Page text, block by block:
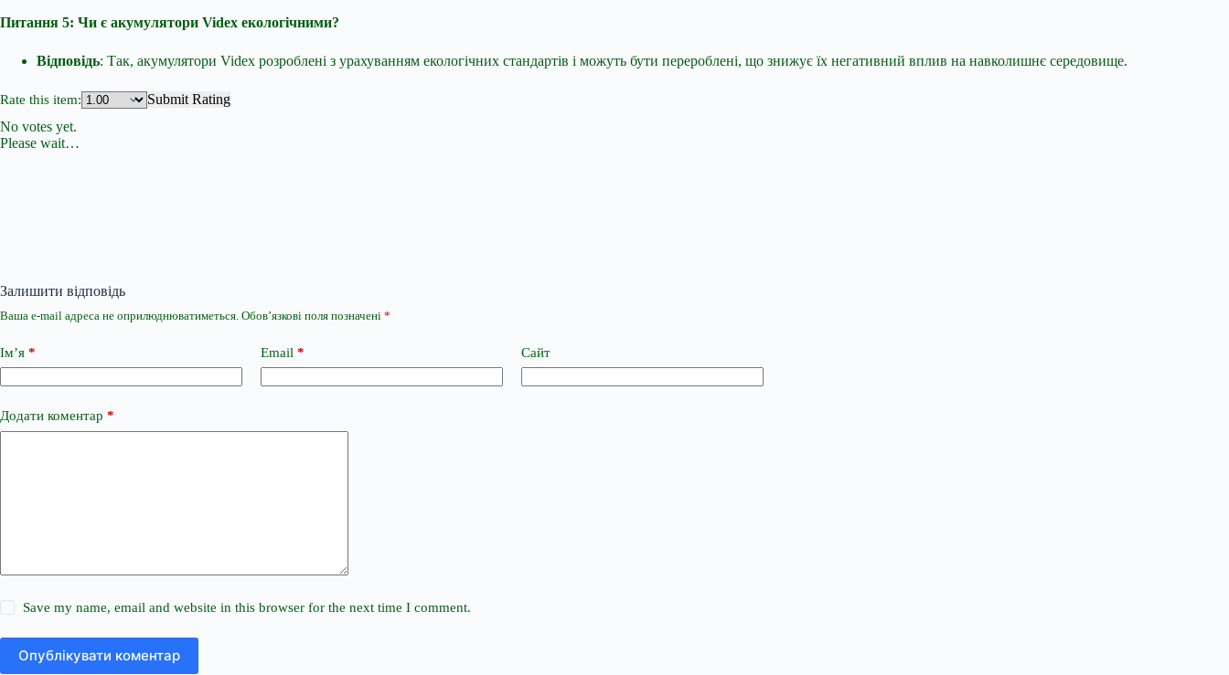
Питання 5: Чи є акумулятори Videx екологічними?
Відповідь: Так, акумулятори Videx розроблені з урахуванням екологічних стандартів і можуть бути перероблені, що знижує їх негативний вплив на навколишнє середовище.
Rate this item:
Submit Rating
No votes yet.
Please wait…
Залишити відповідь
Ваша e-mail адреса не оприлюднюватиметься. Обов’язкові поля позначені *
Ім’я * Email * Сайт
Додати коментар *
Save my name, email and website in this browser for the next time I comment.
Опублікувати коментар